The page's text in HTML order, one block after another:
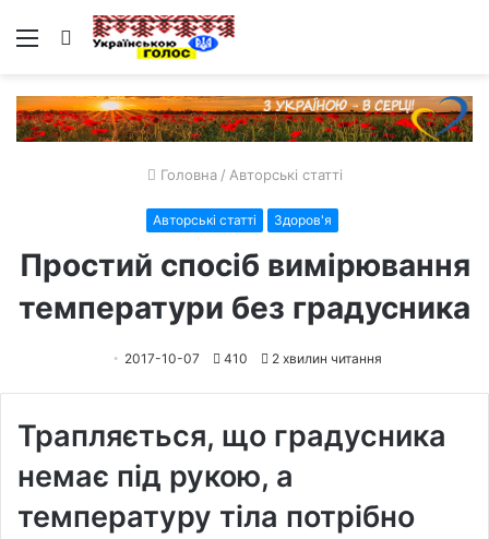
Меню Пошук
Головна / Авторські статті
Авторські статті Здоров'я
Простий спосіб вимірювання
температури без градусника
2017-10-07 410 2 хвилин читання
Трапляється, що градусника
немає під рукою, а
температуру тіла потрібно